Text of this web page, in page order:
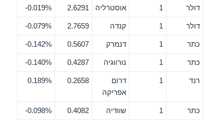
דולר 1 אוסטרליה 2.6291
0.019%-
דולר 1 קנדה 2.7659
0.079%-
כתר 1 דנמרק 0.5607
0.142%-
כתר 1 נורווגיה 0.4287
0.140%-
רנד 1
דרום
אפריקה
0.2658
0.189%
כתר 1 שוודיה 0.4082
0.098%-